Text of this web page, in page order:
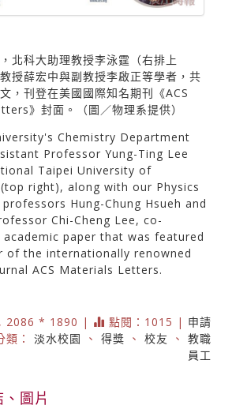
北科大助理教授李泳霆（右排上
授薛宏中與副教授李啟正等學者，共
，刊登在美國國際知名期刊《ACS
》封面。（圖／物理系提供）
Chemistry Department
Professor Yung-Ting Lee
Taipei University of
right), along with our Physics
Hung-Chung Hsueh and
Chi-Cheng Lee, co-
paper that was featured
of the internationally renowned
ACS Materials Letters.
2086 * 1890 | 點閱：1015 | 申請
類： 淡水校園 、 得獎 、 校友 、 教職
員工
圖片